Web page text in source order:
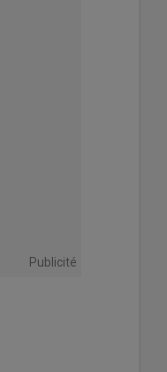
Publicité